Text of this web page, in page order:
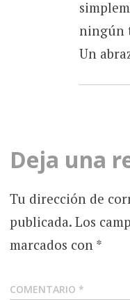
ningún
Un
Deja una
Tu dirección de
publicada. Los
marcados con *
COMENTARIO *